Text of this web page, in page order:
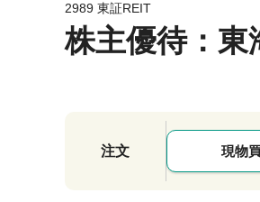
2989 東証REIT
株主優待：東
注文 現物